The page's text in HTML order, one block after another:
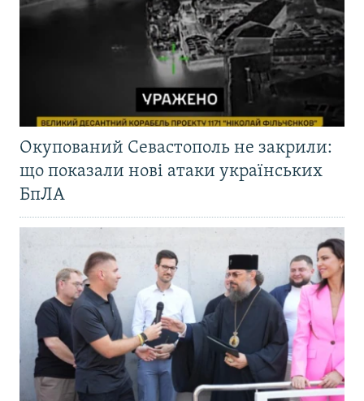
Окупований Севастополь не закрили:
що показали нові атаки українських
БпЛА